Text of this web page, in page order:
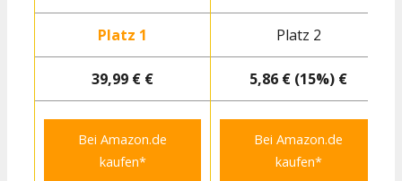
Platz 1 Platz 2
39,99 € € 5,86 € (15%) €
Bei Amazon.de
kaufen*
Bei Amazon.de
kaufen*